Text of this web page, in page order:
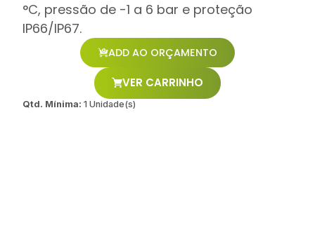
°C, pressão de -1 a 6 bar e proteção
IP66/IP67.
ADD AO ORÇAMENTO
VER CARRINHO
Qtd. Mínima: 1 Unidade(s)